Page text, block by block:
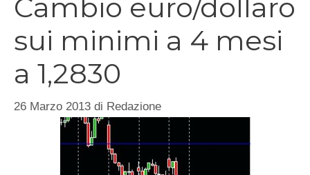
Cambio euro/dollaro
sui minimi a 4 mesi
a 1,2830
26 Marzo 2013 di Redazione